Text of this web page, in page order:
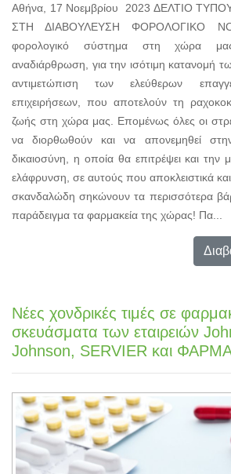
Αθήνα, 17 Νοεμβρίου 2023 ΔΕΛΤΙΟ
ΣΤΗ ΔΙΑΒΟΥΛΕΥΣΗ
φορολογικό σύστημα στη χώρα μας
αναδιάρθρωση, για την ισότιμη κατανομή
αντιμετώπιση των ελεύθερων
επιχειρήσεων, που αποτελούν τη
ζωής στη χώρα μας. Επομένως όλες οι
να διορθωθούν και να απονεμηθεί
δικαιοσύνη, η οποία θα επιτρέψει και την
ελάφρυνση, σε αυτούς που αποκλειστικά
σκανδαλώδη σηκώνουν τα περισσότερα
παράδειγμα τα φαρμακεία της χώρας! Πα...
Νέες χονδρικές τιμές σε
σκευάσματα των εταιρειών
Johnson, SERVIER και